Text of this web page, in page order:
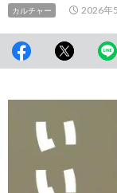
カルチャー 2026年